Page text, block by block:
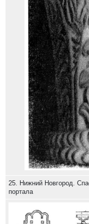
25. Нижний Новгород.
портала